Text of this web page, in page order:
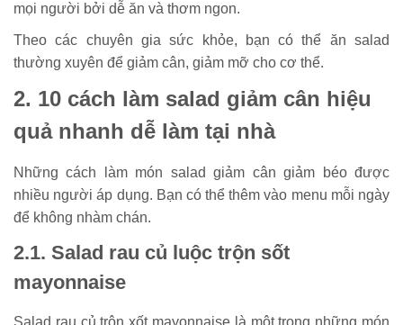
mọi người bởi dễ ăn và thơm ngon.
Theo các chuyên gia sức khỏe, bạn có thể ăn salad
thường xuyên để giảm cân, giảm mỡ cho cơ thể.
2. 10 cách làm salad giảm cân hiệu
quả nhanh dễ làm tại nhà
Những cách làm món salad giảm cân giảm béo được
nhiều người áp dụng. Bạn có thể thêm vào menu mỗi ngày
để không nhàm chán.
2.1. Salad rau củ luộc trộn sốt
mayonnaise
Salad rau củ trộn xốt mayonnaise là một trong những món